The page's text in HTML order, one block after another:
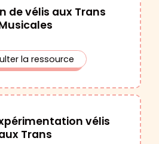
de vélis aux Trans
la ressource
vélis
Trans